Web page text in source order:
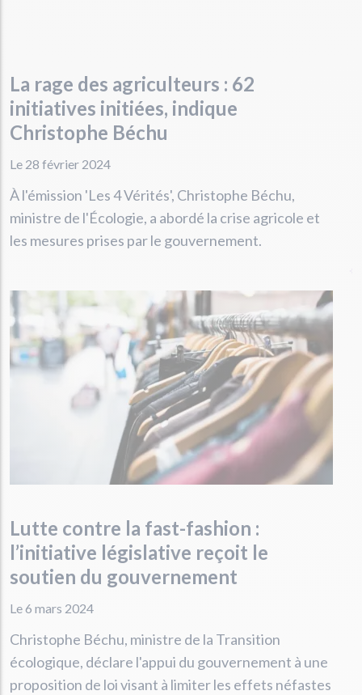
La rage des agriculteurs : 62
initiatives initiées, indique
Christophe Béchu
Le 28 février 2024
À l'émission 'Les 4 Vérités', Christophe Béchu,
ministre de l'Écologie, a abordé la crise agricole et
les mesures prises par le gouvernement.
Lutte contre la fast-fashion :
l’initiative législative reçoit le
soutien du gouvernement
Le 6 mars 2024
Christophe Béchu, ministre de la Transition
écologique, déclare l'appui du gouvernement à une
proposition de loi visant à limiter les effets néfastes